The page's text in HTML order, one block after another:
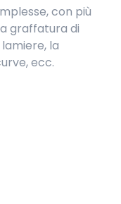
con più
graffatura di
la
ecc.